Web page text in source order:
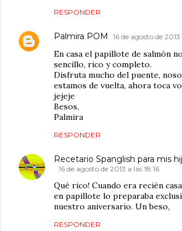
RESPONDER
Palmira POM 16 de agosto de 2013
En casa el papillote de salmón
sencillo, rico y completo.
Disfruta mucho del puente,
estamos de vuelta, ahora toca
jejeje
Besos,
Palmira
RESPONDER
Recetario Spanglish para mis
16 de agosto de 2013 a las 18:16
Qué rico! Cuando era recién
en papillote lo preparaba
nuestro aniversario. Un beso,
RESPONDER